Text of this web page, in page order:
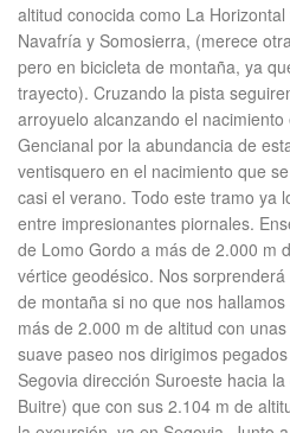
altitud conocida como La
Navafría y Somosierra, (merece
pero en bicicleta de montaña, ya
trayecto). Cruzando la pista
arroyuelo alcanzando el
Gencianal por la abundancia de
ventisquero en el nacimiento que
casi el verano. Todo este tramo ya
entre impresionantes piornales.
de Lomo Gordo a más de 2.000 m
vértice geodésico. Nos
de montaña si no que nos
más de 2.000 m de altitud con
suave paseo nos dirigimos
Segovia dirección Suroeste hacia
Buitre) que con sus 2.104 m de